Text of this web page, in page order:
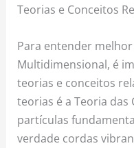
Teorias e Conceitos
Para entender
Multidimensional, é
teorias e conceitos
teorias é a Teoria das
partículas
verdade cordas